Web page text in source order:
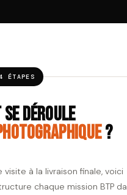
ÉTAPES
se déroule
?
visite à la livraison finale, voici
chaque mission BTP